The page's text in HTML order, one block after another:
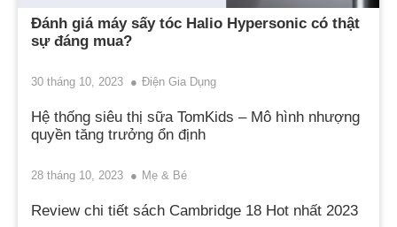
Đánh giá máy sấy tóc Halio Hypersonic có thật
sự đáng mua?
30 tháng 10, 2023 Điện Gia Dụng
Hệ thống siêu thị sữa TomKids – Mô hình nhượng
quyền tăng trưởng ổn định
28 tháng 10, 2023 Mẹ & Bé
Review chi tiết sách Cambridge 18 Hot nhất 2023